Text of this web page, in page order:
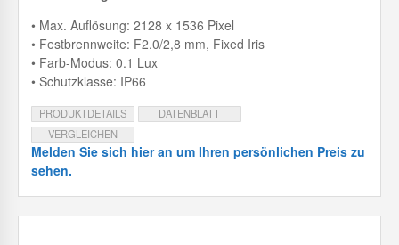
• Max. Auflösung: 2128 x 1536 Pixel
• Festbrennweite: F2.0/2,8 mm, Fixed Iris
• Farb-Modus: 0.1 Lux
• Schutzklasse: IP66
PRODUKTDETAILS
DATENBLATT
VERGLEICHEN
Melden Sie sich hier an um Ihren persönlichen Preis zu
sehen.